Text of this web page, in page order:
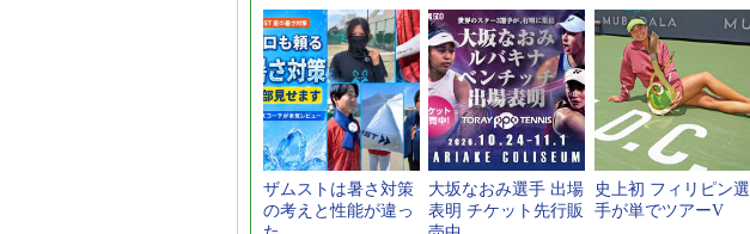
ザムストは暑さ対策
の考えと性能が違っ
大坂なおみ選手 出場
表明 チケット先行販
史上初 フィリピン選
手が単でツアーV